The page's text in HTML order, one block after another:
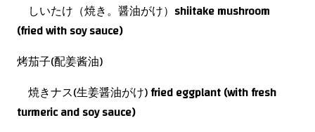
しいたけ（焼き。醤油がけ） shiitake mushroom
(fried with soy sauce)
烤茄子(配姜酱油)
焼きナス(生姜醤油がけ)fried eggplant (with fresh
turmeric and soy sauce)